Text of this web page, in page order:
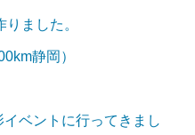
ました。
静岡）
ベントに行ってきまし